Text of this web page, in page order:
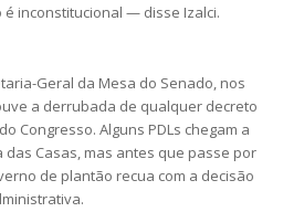
é inconstitucional — disse Izalci.
Geral da Mesa do Senado, nos
a derrubada de qualquer decreto
Congresso. Alguns PDLs chegam a
Casas, mas antes que passe por
de plantão recua com a decisão